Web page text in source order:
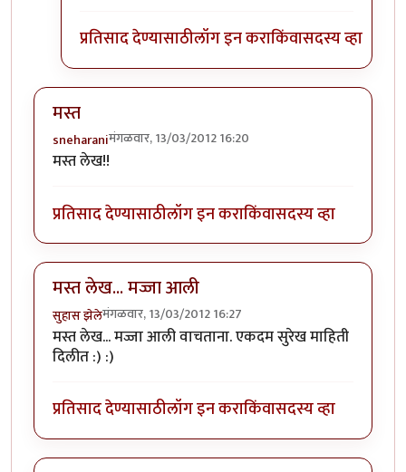
प्रतिसाद देण्यासाठीलॉग इन कराकिंवासदस्य व्हा
मस्त
sneharaniमंगळवार, 13/03/2012 16:20
मस्त लेख!!
प्रतिसाद देण्यासाठीलॉग इन कराकिंवासदस्य व्हा
मस्त लेख... मज्जा आली
सुहास झेलेमंगळवार, 13/03/2012 16:27
मस्त लेख... मज्जा आली वाचताना. एकदम सुरेख माहिती
दिलीत :) :)
प्रतिसाद देण्यासाठीलॉग इन कराकिंवासदस्य व्हा